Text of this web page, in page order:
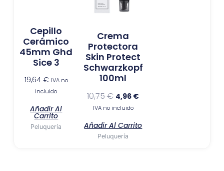
Cepillo
Cerámico
45mm Ghd
Sice 3
19,64 € IVA no
incluido
Añadir Al
Carrito
Peluquería
Crema
Protectora
Skin Protect
Schwarzkopf
100ml
10,75€
10,75 €.
4,96 €
IVA no incluido
Añadir Al Carrito
Peluquería